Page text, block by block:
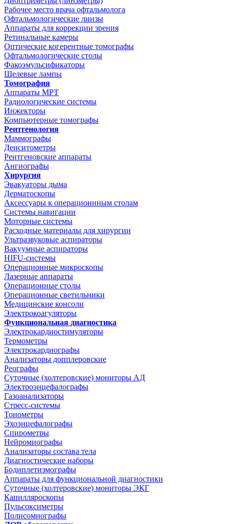
Рабочее место врача офтальмолога
Офтальмологические линзы
Аппараты для коррекции зрения
Ретинальные камеры
Оптические когерентные томографы
Офтальмологические столы
Факоэмульсификаторы
Щелевые лампы
Томография
Аппараты МРТ
Радиологические системы
Инжекторы
Компьютерные томографы
Рентгенология
Маммографы
Денситометры
Рентгеновские аппараты
Ангиографы
Хирургия
Эвакуаторы дыма
Дерматоскопы
Аксессуары к операционнным столам
Системы навигации
Моторные системы
Расходные материалы для хирургии
Ультразвуковые аспираторы
Вакуумные аспираторы
HIFU-системы
Операционные микроскопы
Лазерные аппараты
Операционные столы
Операционные светильники
Медицинские консоли
Электрокоагуляторы
Функциональная диагностика
Электрокардиостимуляторы
Термометры
Электрокардиографы
Анализаторы допплеровские
Реографы
Суточные (холтеровские) мониторы АД
Электроэнцефалографы
Газоанализаторы
Стресс-системы
Тонометры
Эхоэнцефалографы
Спирометры
Нейромиографы
Анализаторы состава тела
Диагностические наборы
Бодиплетизмографы
Аппараты для функциональной диагностики
Суточные (холтеровские) мониторы ЭКГ
Капилляроскопы
Пульсоксиметры
Полисомнографы